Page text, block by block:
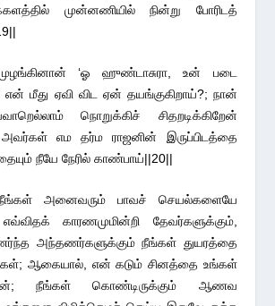
முன்னணியில் நின்று போரிடத்
‘ஓ ஹுண்டாசுரா, உன் படை
என் மீது ஏவி விட ஏன் தயங்குகிறாய்?; நான்
நொறுக்கிச் சிதறடிக்கிறேன்
எம தர்ம ராஜனின் இருப்பிடத்தை
நீயே நேரில் காண்பாய்||20||
நீங்கள் அனைவரும் பாவச் செயல்களையே
எவ்விதக் காரணமுமின்றி தேவர்களுக்கும்,
அந்தணர்களுக்கும் நீங்கள் துயரத்தை
ஆகையால், என் கடும் சினத்தை உங்கள்
நீங்கள் கொண்டிருக்கும் ஆணவ